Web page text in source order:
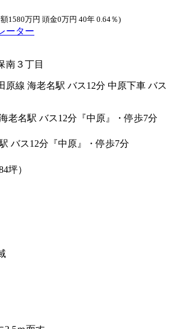
1580万円 頭金0万円 40年 0.64％)
ーター
南３丁目
原線 海老名駅 バス12分 中原下車 バス
老名駅 バス12分『中原』・停歩7分
バス12分『中原』・停歩7分
坪）